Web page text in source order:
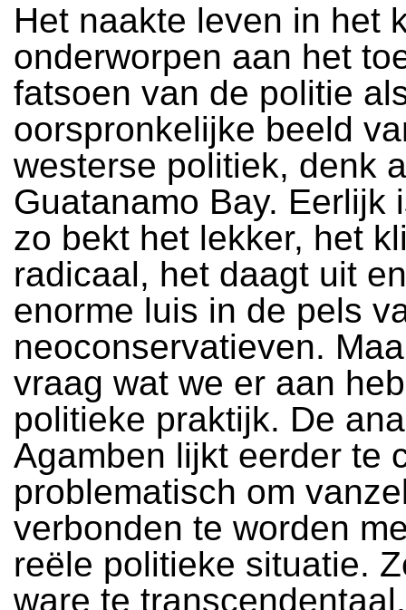
Het naakte leven in het
onderworpen aan het
fatsoen van de politie
oorspronkelijke beeld
westerse politiek, denk
Guatanamo Bay. Eerlijk
zo bekt het lekker, het
radicaal, het daagt uit
enorme luis in de pels
neoconservatieven.
vraag wat we er aan
politieke praktijk. De
Agamben lijkt eerder te
problematisch om
verbonden te worden
reële politieke situatie.
ware te